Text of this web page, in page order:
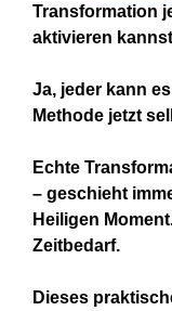
Transformation
aktivieren
Ja, jeder kann
Methode jetzt
Echte
– geschieht
Heiligen
Zeitbedarf.
Dieses